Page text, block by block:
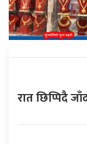
रात छिप्पिदै